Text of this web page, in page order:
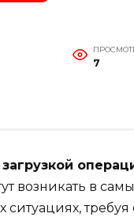
7
возникать в
требуя